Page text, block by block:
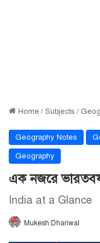
Home / Subjects /
Geography Notes
Geography
এক নজরে
India at a Glance
Mukesh Dhariwal